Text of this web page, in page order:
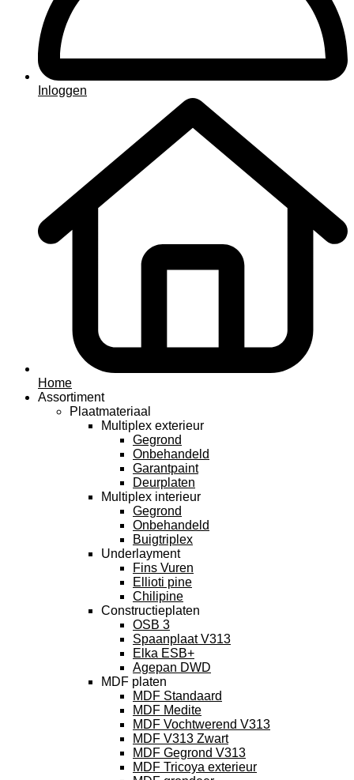
Inloggen
Home
Assortiment
Plaatmateriaal
Multiplex exterieur
Gegrond
Onbehandeld
Garantpaint
Deurplaten
Multiplex interieur
Gegrond
Onbehandeld
Buigtriplex
Underlayment
Fins Vuren
Ellioti pine
Chilipine
Constructieplaten
OSB 3
Spaanplaat V313
Elka ESB+
Agepan DWD
MDF platen
MDF Standaard
MDF Medite
MDF Vochtwerend V313
MDF V313 Zwart
MDF Gegrond V313
MDF Tricoya exterieur